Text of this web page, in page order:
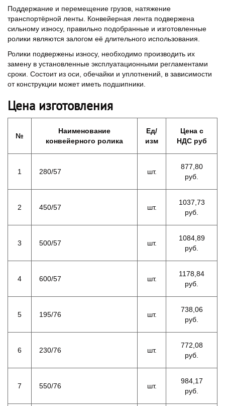
Поддержание и перемещение грузов, натяжение
транспортёрной ленты. Конвейерная лента подвержена
сильному износу, правильно подобранные и изготовленные
ролики являются залогом её длительного использования.
Ролики подвержены износу, необходимо производить их
замену в установленные эксплуатационными регламентами
сроки. Состоит из оси, обечайки и уплотнений, в зависимости
от конструкции может иметь подшипники.
Цена изготовления
№
Наименование
конвейерного ролика
Ед/
изм
Цена с
НДС руб
1 280/57 шт.
877,80
руб.
2 450/57 шт.
1037,73
руб.
3 500/57 шт.
1084,89
руб.
4 600/57 шт.
1178,84
руб.
5 195/76 шт.
738,06
руб.
6 230/76 шт.
772,08
руб.
7 550/76 шт.
984,17
руб.